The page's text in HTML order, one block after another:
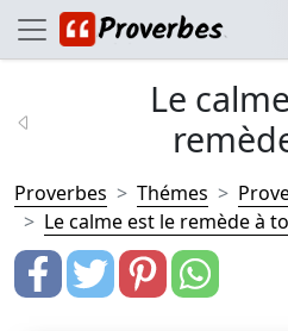
Le
Proverbes Thémes
Le calme est le remède à